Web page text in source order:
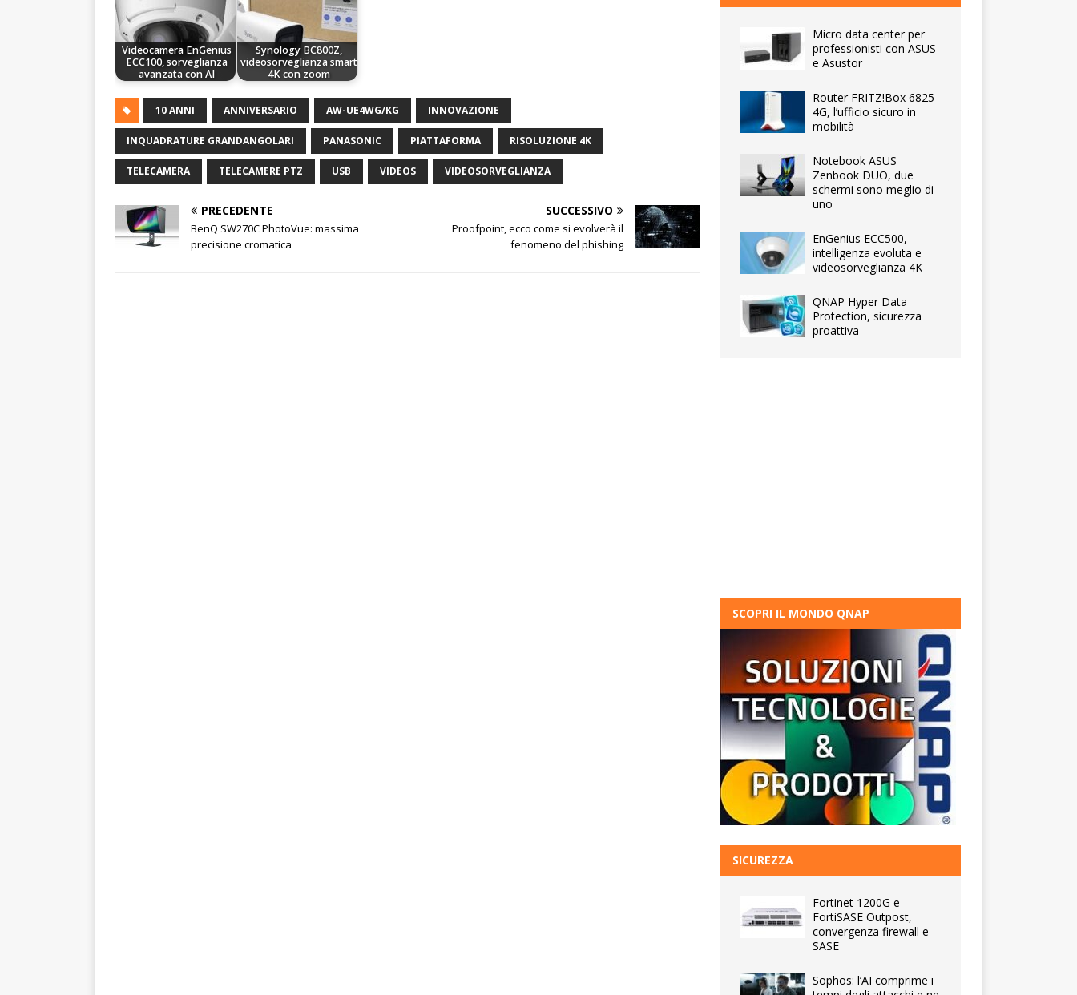
Videocamera EnGenius
ECC100, sorveglianza
avanzata con AI
Synology BC800Z,
videosorveglianza smart
4K con zoom
10 ANNI ANNIVERSARIO AW-UE4WG/KG INNOVAZIONE
INQUADRATURE GRANDANGOLARI PANASONIC PIATTAFORMA RISOLUZIONE 4K
TELECAMERA TELECAMERE PTZ USB VIDEOS VIDEOSORVEGLIANZA
PRECEDENTE
BenQ SW270C PhotoVue: massima
precisione cromatica
SUCCESSIVO
Proofpoint, ecco come si evolverà il
fenomeno del phishing
Micro data center per
professionisti con ASUS
e Asustor
Router FRITZ!Box 6825
4G, l’ufficio sicuro in
mobilità
Notebook ASUS
Zenbook DUO, due
schermi sono meglio di
uno
EnGenius ECC500,
intelligenza evoluta e
videosorveglianza 4K
QNAP Hyper Data
Protection, sicurezza
proattiva
SCOPRI IL MONDO QNAP
SICUREZZA
Fortinet 1200G e
FortiSASE Outpost,
convergenza firewall e
SASE
Sophos: l’AI comprime i